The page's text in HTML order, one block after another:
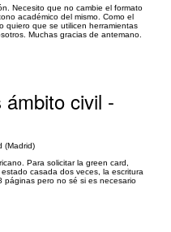
Necesito que no cambie el formato
académico del mismo. Como el
quiero que se utilicen herramientas
Muchas gracias de antemano.
civil -
(Madrid)
Para solicitar la green card,
casada dos veces, la escritura
páginas pero no sé si es necesario